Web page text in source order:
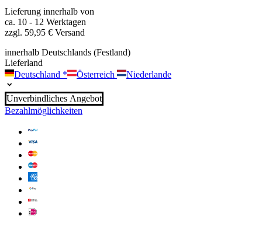
Lieferung innerhalb von
ca. 10 - 12 Werktagen
zzgl. 59,95 € Versand
innerhalb Deutschlands (Festland)
Lieferland
Deutschland * Österreich Niederlande
Unverbindliches Angebot
Bezahlmöglichkeiten